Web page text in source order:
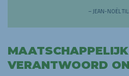
– JEAN-NOËL
MAATSCHAPPELIJK
VERANTWOORD